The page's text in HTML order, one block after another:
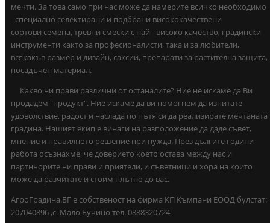
мечти. За това само при нас може да намерите всичко необходимо
- специално селектирани и подбрани висококачествени
сортови семена, тревни смески с най - високо качество, градински
инструменти както за професионалисти, така и за любители,
всякакъв размер и дизайн, саксии, препарати за растителна защита,
посадъчен материал.
Какво ни прави различни от останалите? Ние не искаме да Ви
продадем "продукт". Ние искаме да ви помогнем да изпитате
удоволствие, радост и наслада по пътя си да реализирате мечтаната
градина. Нашият екип е винаги на разположение да даде съвет,
мнение и правилното решение при нужда. През дългите години
работа осъзнахме, че доверието което остава между нас и
партньорите ни прави и приятели, и съветници и хора на които
може да разчитате и стоим плътно до вас.
АгроГрадина.БГ е собственост на фирма КП Къмпани ЕООД булстат:
207040896 ,с. Мало Бучино тел. 0888320724